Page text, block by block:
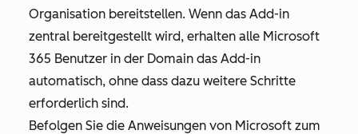
Organisation bereitstellen. Wenn das Add-in
zentral bereitgestellt wird, erhalten alle Microsoft
365 Benutzer in der Domain das Add-in
automatisch, ohne dass dazu weitere Schritte
erforderlich sind.
Befolgen Sie die Anweisungen von Microsoft zum